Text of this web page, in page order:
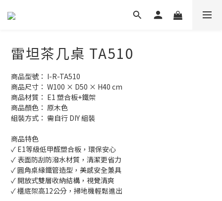
雷坦茶几桌 TA510
商品型號： I-R-TA510
商品尺寸： W100 × D50 × H40 cm
商品材質： E1 塑合板+鐵架
商品顏色： 原木色
組裝方式： 需自行 DIY 組裝
商品特色
✓ E1等級低甲醛塑合板，環保安心
✓ 表面防刮防潑水材質，清潔更省力
✓ 圓角桌緣鐵管造型，美感安全兼具
✓ 開放式雙層收納結構，視覺清爽
✓ 櫃底架高12公分，掃地機輕鬆進出